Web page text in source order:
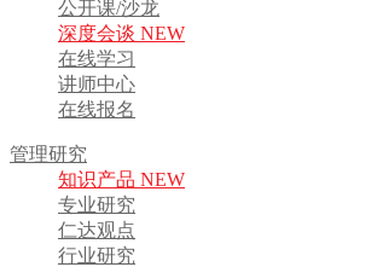
公开课/沙龙
深度会谈 NEW
在线学习
讲师中心
在线报名
管理研究
知识产品 NEW
专业研究
仁达观点
行业研究